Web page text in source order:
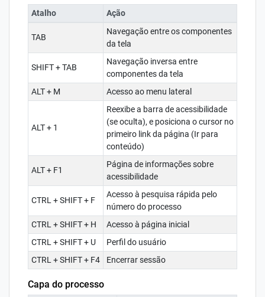
Atalho Ação
TAB
Navegação entre os componentes
da tela
SHIFT + TAB
Navegação inversa entre
componentes da tela
ALT + M
Acesso ao menu lateral
ALT + 1
Reexibe a barra de acessibilidade
(se oculta), e posiciona o cursor no
primeiro link da página (Ir para
conteúdo)
ALT + F1
Página de informações sobre
acessibilidade
CTRL + SHIFT + F
Acesso à pesquisa rápida pelo
número do processo
CTRL + SHIFT + H
Acesso à página inicial
CTRL + SHIFT + U
Perfil do usuário
CTRL + SHIFT + F4
Encerrar sessão
Capa do processo